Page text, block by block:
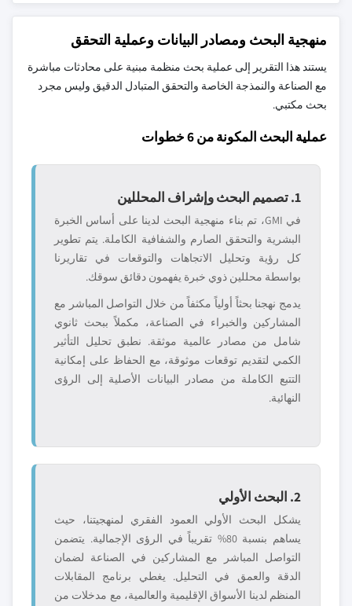
منهجية البحث ومصادر البيانات وعملية التحقق
يستند هذا التقرير إلى عملية بحث منظمة مبنية على محادثات مباشرة
مع الصناعة والنمذجة الخاصة والتحقق المتبادل الدقيق وليس مجرد
بحث مكتبي.
عملية البحث المكونة من 6 خطوات
1. تصميم البحث وإشراف المحللين
في GMI، تم بناء منهجية البحث لدينا على أساس الخبرة
البشرية والتحقق الصارم والشفافية الكاملة. يتم تطوير
كل رؤية وتحليل الاتجاهات والتوقعات في تقاريرنا
بواسطة محللين ذوي خبرة يفهمون دقائق سوقك.
يدمج نهجنا بحثاً أولياً مكثفاً من خلال التواصل المباشر مع
المشاركين والخبراء في الصناعة، مكملاً ببحث ثانوي
شامل من مصادر عالمية موثقة. نطبق تحليل التأثير
الكمي لتقديم توقعات موثوقة، مع الحفاظ على إمكانية
التتبع الكاملة من مصادر البيانات الأصلية إلى الرؤى
النهائية.
2. البحث الأولي
يشكل البحث الأولي العمود الفقري لمنهجيتنا، حيث
يساهم بنسبة 80% تقريباً في الرؤى الإجمالية. يتضمن
التواصل المباشر مع المشاركين في الصناعة لضمان
الدقة والعمق في التحليل. يغطي برنامج المقابلات
المنظم لدينا الأسواق الإقليمية والعالمية، مع مدخلات من